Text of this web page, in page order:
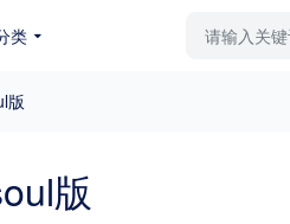
类
版
版